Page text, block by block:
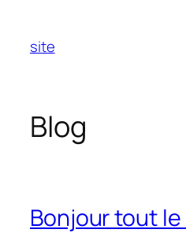
contenu
site
Blog
Bonjour tout